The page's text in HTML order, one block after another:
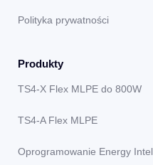
Polityka prywatności
Produkty
TS4-X Flex MLPE do 800W
TS4-A Flex MLPE
Oprogramowanie Energy